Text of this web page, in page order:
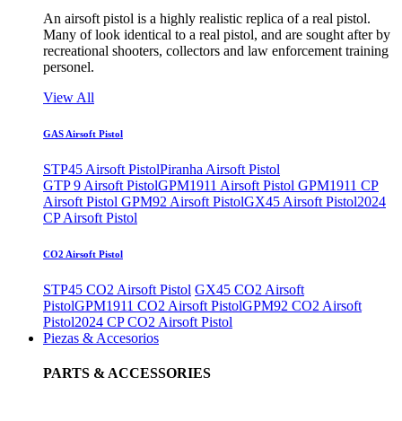
An airsoft pistol is a highly realistic replica of a real pistol.
Many of look identical to a real pistol, and are sought after by
recreational shooters, collectors and law enforcement training
personel.
View All
GAS Airsoft Pistol
STP45 Airsoft PistolPiranha Airsoft Pistol
GTP 9 Airsoft PistolGPM1911 Airsoft Pistol GPM1911 CP
Airsoft Pistol GPM92 Airsoft PistolGX45 Airsoft Pistol2024
CP Airsoft Pistol
CO2 Airsoft Pistol
STP45 CO2 Airsoft Pistol GX45 CO2 Airsoft
PistolGPM1911 CO2 Airsoft PistolGPM92 CO2 Airsoft
Pistol2024 CP CO2 Airsoft Pistol
Piezas & Accesorios
PARTS & ACCESSORIES